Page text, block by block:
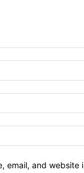
email, and website